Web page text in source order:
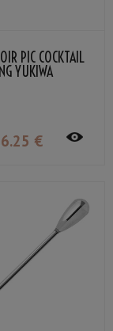
PIC COCKTAIL
YUKIWA
.25 €